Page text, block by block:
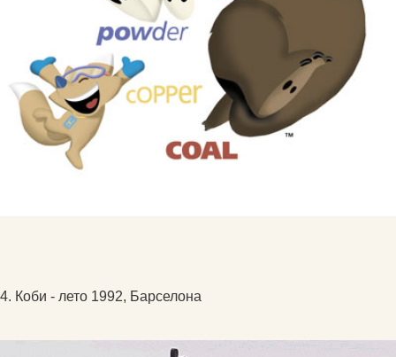
4. Коби - лето 1992, Барселона